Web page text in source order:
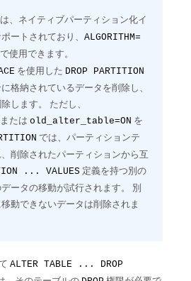
は、ネイティブパーティション化イ
ートされており、 ALGORITHM=
で使用できます。
を使用した DROP PARTITION
格納されているデータを削除し、
します。 ただし、
または old_alter_table=ON を
では、パーティションテ
削除されたパーティションから互
... VALUES 定義を持つ別の
ータの移動が試行されます。 別
動できないデータは削除されま
ALTER TABLE ... DROP